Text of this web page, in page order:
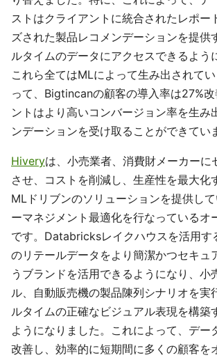
ストはクライアントに統合されたレポー
ズされた製品レコメンデーションを提供
ルタイムのデータにアクセスできるよう
これら全てはMLによって生み出されて
って、Bigtincanの顧客の導入率は27%
ントはより高いコンバージョン率を生み
ンデーションを受け取ることができてい
Hiveryは、小売業者、消費財メーカーに
させ、コストを削減し、生産性を最大化
MLドリブンのソリューションを提供し
ーマネジメント最適化を行なっているオ
です。Databricksレイクハウスを活用す
のリテールデータをより簡潔かつセキュ
うブランドを活用できるようになり、小
ル、自動販売機の製品陳列シナリオを実
ルタイムの正確なビジュアル表現を構築
ようになりました。これによって、デー
改善し、効率的に短期間に多くの顧客を